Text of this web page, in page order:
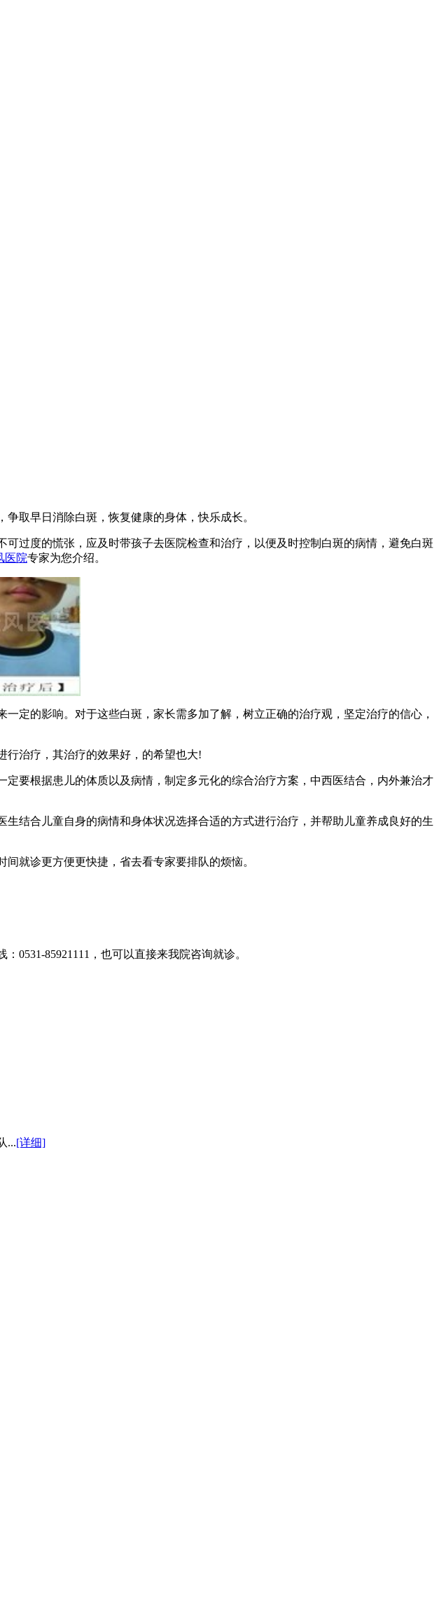
取早日消除白斑，恢复健康的身体，快乐成长。
度的慌张，应及时带孩子去医院检查和治疗，以便及时控制白斑的病情，避免白斑
医院专家为您介绍。
的影响。对于这些白斑，家长需多加了解，树立正确的治疗观，坚定治疗的信心，
治疗，其治疗的效果好，的希望也大!
根据患儿的体质以及病情，制定多元化的综合治疗方案，中西医结合，内外兼治才
合儿童自身的病情和身体状况选择合适的方式进行治疗，并帮助儿童养成良好的生
就诊更方便更快捷，省去看专家要排队的烦恼。
： 0531-85921111 ，也可以直接来我院咨询就诊。
...[详细]